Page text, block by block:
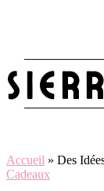
Accueil » Des
Cadeaux